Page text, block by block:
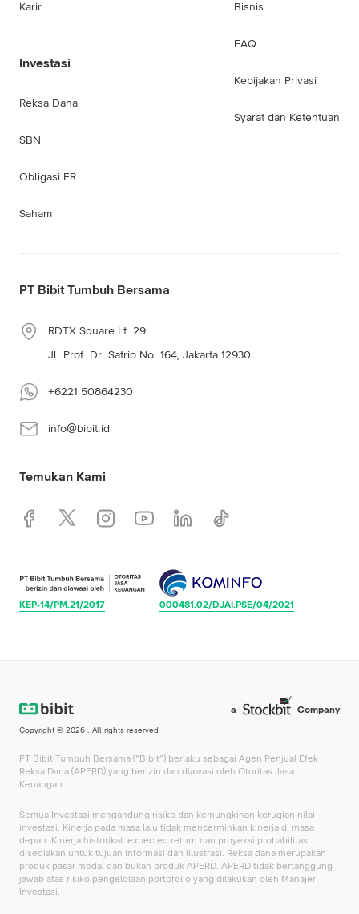
PT Bibit Tumbuh Bersama
RDTX Square Lt. 29
Jl. Prof. Dr. Satrio No. 164, Jakarta 12930
+6221 50864230
info@bibit.id
Temukan Kami
Karir
Investasi
Reksa Dana
SBN
Obligasi FR
Saham
Bisnis
FAQ
Kebijakan Privasi
Syarat dan Ketentuan
KEP-14/PM.21/2017 000481.02/DJAI.PSE/04/2021
Copyright © 2026 . All rights reserved
a Company
PT Bibit Tumbuh Bersama (“Bibit”) berlaku sebagai Agen Penjual Efek
Reksa Dana (APERD) yang berizin dan diawasi oleh Otoritas Jasa
Keuangan.
Semua Investasi mengandung risiko dan kemungkinan kerugian nilai
investasi. Kinerja pada masa lalu tidak mencerminkan kinerja di masa
depan. Kinerja historikal, expected return dan proyeksi probabilitas
disediakan untuk tujuan informasi dan illustrasi. Reksa dana merupakan
produk pasar modal dan bukan produk APERD. APERD tidak bertanggung
jawab atas risiko pengelolaan portofolio yang dilakukan oleh Manajer
Investasi.